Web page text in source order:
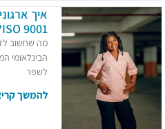
איך
ISO 9001? חמדאן ג'לולי מסביר
הבינלאומי
לשפר
להמשך